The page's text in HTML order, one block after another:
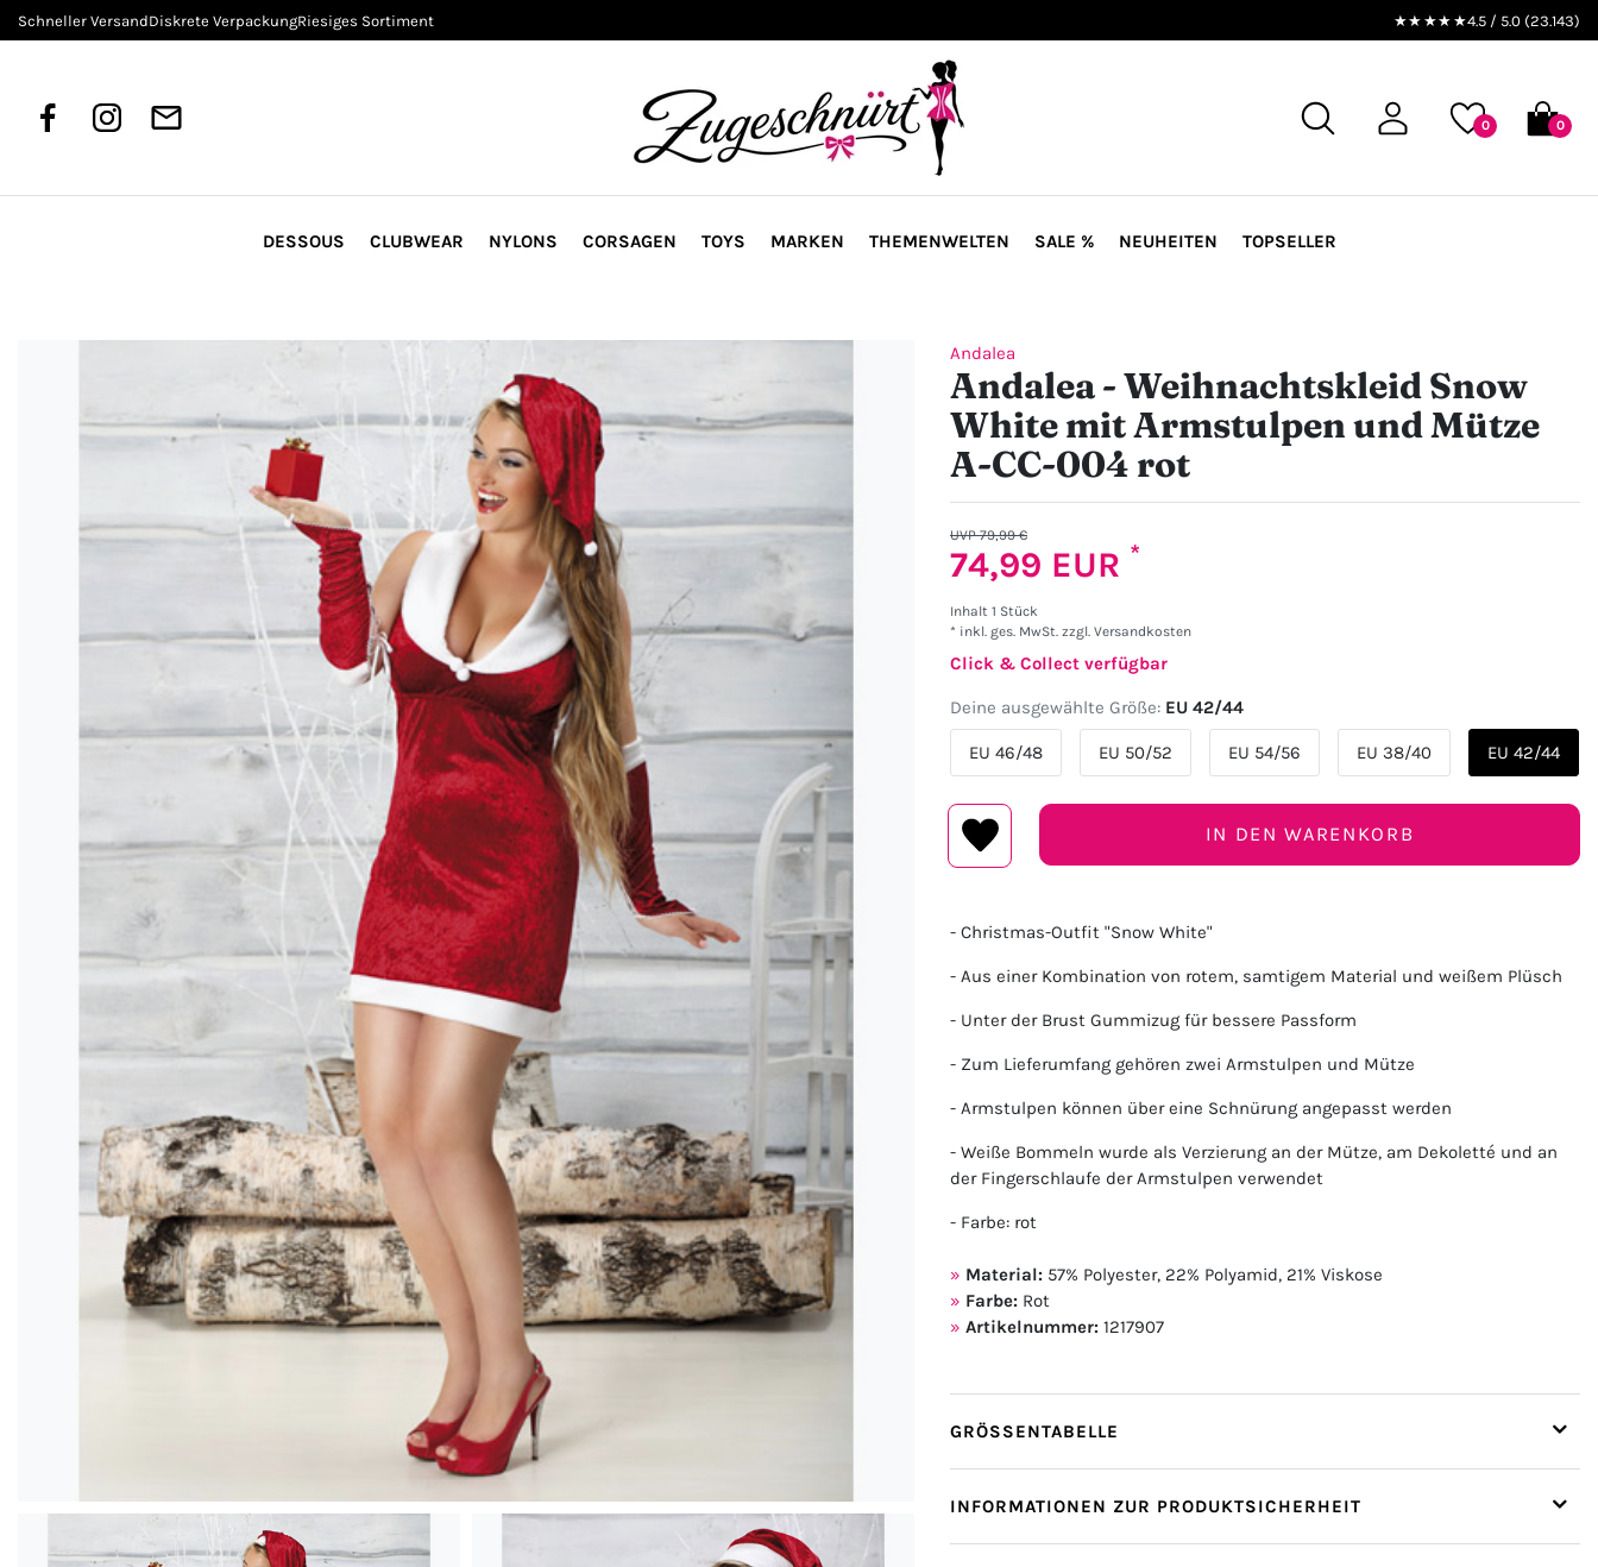
Schneller VersandDiskrete VerpackungRiesiges Sortiment ★★★★★4.5 / 5.0 (23.143)
0 0
DESSOUS CLUBWEAR NYLONS CORSAGEN TOYS MARKEN THEMENWELTEN SALE % NEUHEITEN TOPSELLER
Andalea
Andalea - Weihnachtskleid Snow
White mit Armstulpen und Mütze
A-CC-004 rot
UVP 79,99 €
74,99 EUR *
Inhalt 1 Stück
* inkl. ges. MwSt. zzgl. Versandkosten
Click & Collect verfügbar
Deine ausgewählte Größe: EU 42/44
EU 46/48 EU 50/52 EU 54/56 EU 38/40 EU 42/44
IN DEN WARENKORB
- Christmas-Outfit "Snow White"
- Aus einer Kombination von rotem, samtigem Material und weißem Plüsch
- Unter der Brust Gummizug für bessere Passform
- Zum Lieferumfang gehören zwei Armstulpen und Mütze
- Armstulpen können über eine Schnürung angepasst werden
- Weiße Bommeln wurde als Verzierung an der Mütze, am Dekoletté und an
der Fingerschlaufe der Armstulpen verwendet
- Farbe: rot
Material: 57% Polyester, 22% Polyamid, 21% Viskose
Farbe: Rot
Artikelnummer: 1217907
GRÖSSENTABELLE
INFORMATIONEN ZUR PRODUKTSICHERHEIT